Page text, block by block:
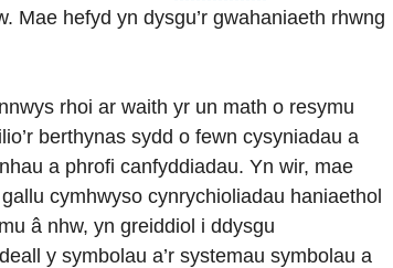
Mae hefyd yn dysgu’r gwahaniaeth rhwng
rhoi ar waith yr un math o resymu
berthynas sydd o fewn cysyniadau a
a phrofi canfyddiadau. Yn wir, mae
cymhwyso cynrychioliadau haniaethol
â nhw, yn greiddiol i ddysgu
y symbolau a’r systemau symbolau a